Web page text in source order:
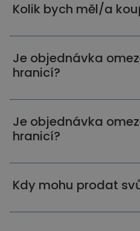
Kolik bych měl/a
Je objednávka
hranicí?
Je objednávka
hranicí?
Kdy mohu prodat